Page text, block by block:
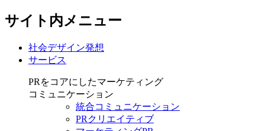
サイト内メニュー
社会デザイン発想
サービス
PRをコアにしたマーケティング
コミュニケーション
統合コミュニケーション
PRクリエイティブ